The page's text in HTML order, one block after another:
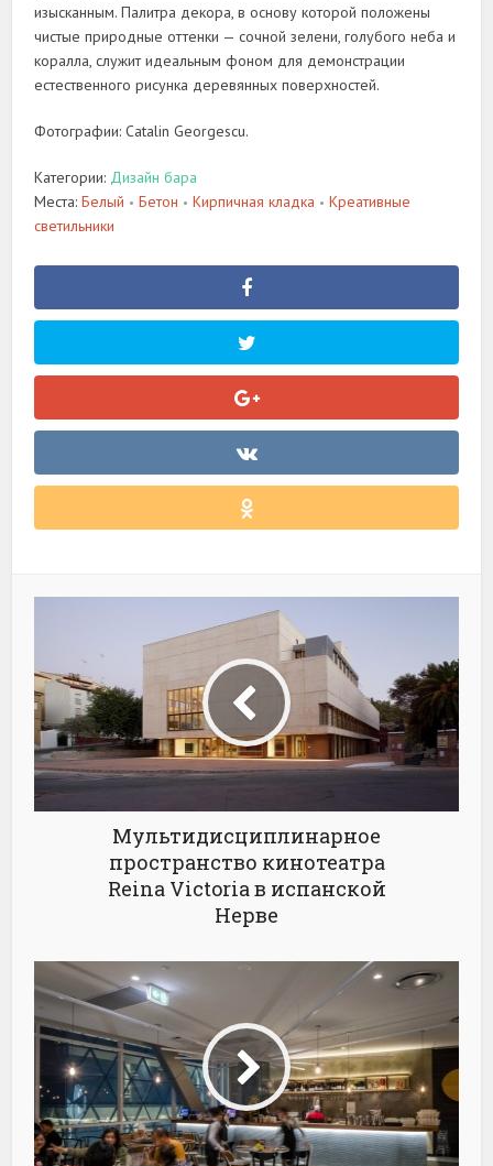
изысканным. Палитра декора, в основу которой положены
чистые природные оттенки — сочной зелени, голубого неба и
коралла, служит идеальным фоном для демонстрации
естественного рисунка деревянных поверхностей.
Фотографии: Catalin Georgescu.
Категории: Дизайн бара
Места:Белый • Бетон • Кирпичная кладка • Креативные
светильники
Мультидисциплинарное
пространство кинотеатра
Reina Victoria в испанской
Нерве